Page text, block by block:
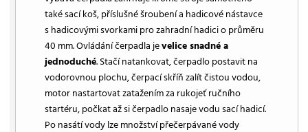
také sací koš, příslušné šroubení a hadicové nástavce
s hadicovými svorkami pro zahradní hadici o průměru
40 mm. Ovládání čerpadla jevelice snadné a
jednoduché. Stačí natankovat, čerpadlo postavit na
vodorovnou plochu, čerpací skříň zalít čistou vodou,
motor nastartovat zatažením za rukojeť ručního
startéru, počkat až si čerpadlo nasaje vodu sací hadicí.
Po nasátí vody lze množství přečerpávané vody